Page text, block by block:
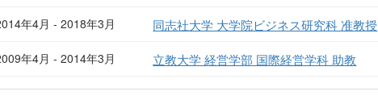
年4月 - 2018年3月 同志社大学 大学院ビジネス研究科 准教授
年4月 - 2014年3月 立教大学 経営学部 国際経営学科 助教